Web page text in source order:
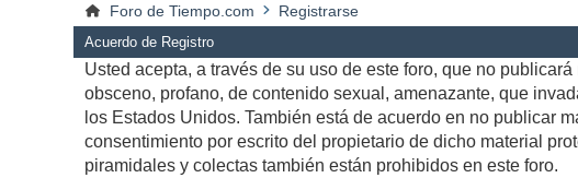
Foro de Tiempo.com Registrarse
Acuerdo de Registro
Usted acepta, a través de su uso de este foro, que no
obsceno, profano, de contenido sexual, amenazante, que
los Estados Unidos. También está de acuerdo en no publicar
consentimiento por escrito del propietario de dicho material
piramidales y colectas también están prohibidos en este foro.